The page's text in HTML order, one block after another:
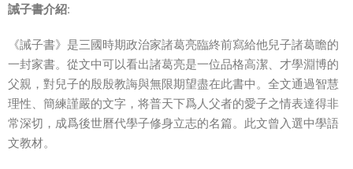
誡子書介紹:
《誡子書》是三國時期政治家諸葛亮臨終前寫給他兒子諸葛瞻的
一封家書。從文中可以看出諸葛亮是一位品格高潔、才學淵博的
父親，對兒子的殷殷教誨與無限期望盡在此書中。全文通過智慧
理性、簡練謹嚴的文字，将普天下爲人父者的愛子之情表達得非
常深切，成爲後世曆代學子修身立志的名篇。此文曾入選中學語
文教材。